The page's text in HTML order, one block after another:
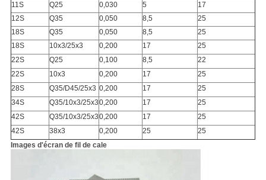
11S
Q25 0,030 5
17
12S
Q35 0,050 8,5
25
18S
Q35 0,050 8,5
25
18S
10x3/25x3 0,200 17
25
22S
Q25 0,100 8,5
22
22S
10x3 0,200 17
25
28S
Q35/D45/25x3 0,200 17
25
34S
Q35/10x3/25x30,200 17
25
42S
Q35/10x3/25x30,200 17
25
42S
38x3 0,200 25
25
Images d'écran de fil de cale